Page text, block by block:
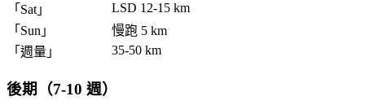
「 Sat」
LSD 12-15 km
「 Sun 」
慢跑 5 km
「 週量 」 35-50 km
後期（7-10 週）